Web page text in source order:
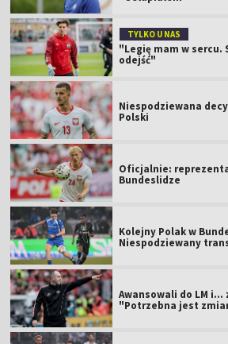
TYLKO U NAS
"Legię mam w sercu.
odejść"
Niespodziewana
Polski
Oficjalnie:
Bundeslidze
Kolejny Polak w
Niespodziewany
Awansowali do LM
"Potrzebna jest